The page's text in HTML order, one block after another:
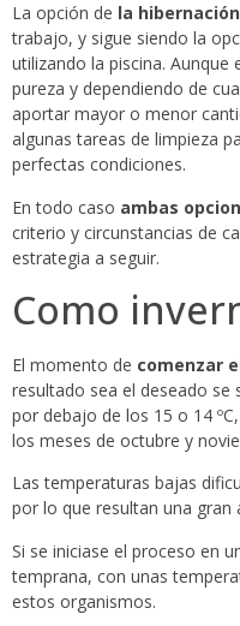
La opción de la
trabajo, y sigue siendo la
utilizando la piscina.
pureza y dependiendo de
aportar mayor o menor
algunas tareas de limpieza
perfectas condiciones.
En todo caso ambas
criterio y circunstancias de
estrategia a seguir.
Como
El momento de comenzar
resultado sea el deseado se
por debajo de los 15 o 14
los meses de octubre y
Las temperaturas bajas
por lo que resultan una gran
Si se iniciase el proceso en
temprana, con unas
estos organismos.